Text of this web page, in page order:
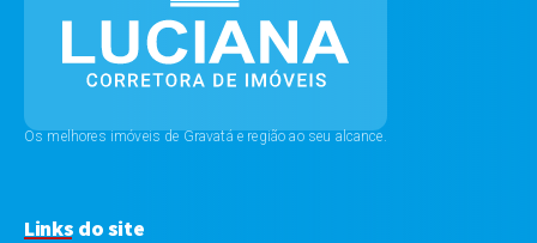
Os melhores imóveis de Gravatá e região ao seu alcance.
Links do site